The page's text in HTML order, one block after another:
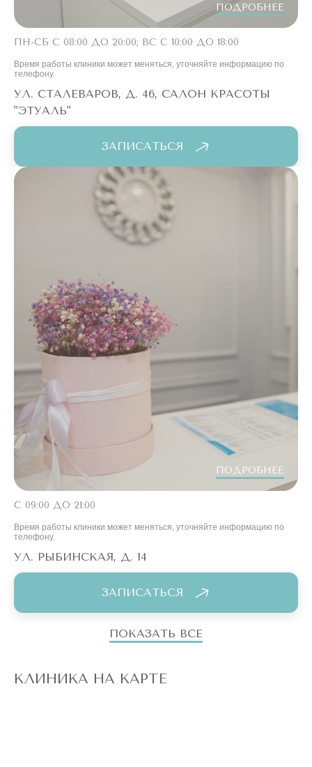
ПОДРОБНЕЕ
ПН-СБ С 08:00 ДО 20:00; ВС С 10:00 ДО 18:00
Время работы клиники может меняться, уточняйте информацию по
телефону.
УЛ. СТАЛЕВАРОВ, Д. 46, САЛОН КРАСОТЫ
"ЭТУАЛЬ"
ЗАПИСАТЬСЯ
ПОДРОБНЕЕ
С 09:00 ДО 21:00
Время работы клиники может меняться, уточняйте информацию по
телефону.
УЛ. РЫБИНСКАЯ, Д. 14
ЗАПИСАТЬСЯ
ПОКАЗАТЬ ВСЕ
КЛИНИКА НА КАРТЕ